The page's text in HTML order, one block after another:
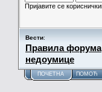
Пријавите се
Вести:
Правила форума
недоумице
ПОЧЕТНА ПОМОЋ